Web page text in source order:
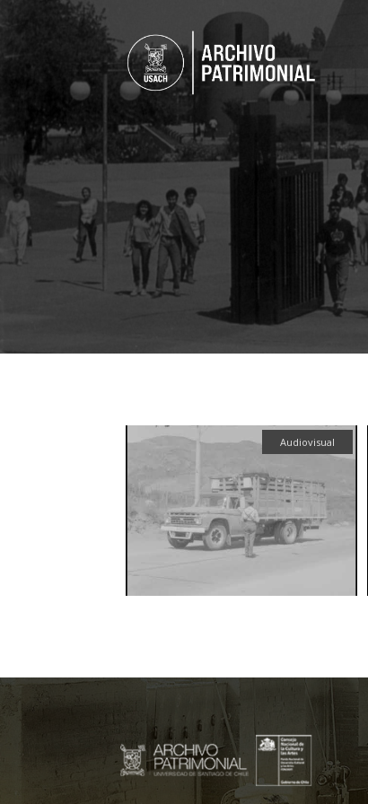
Audiovisual